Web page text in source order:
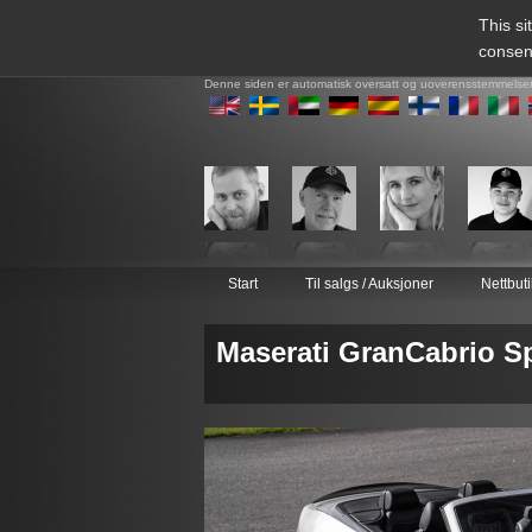
This
Denne siden er automatisk oversatt og
Start Til salgs / Auksjoner
Maserati GranCabrio